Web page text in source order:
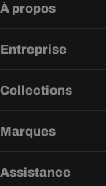
À propos
Entreprise
Collections
Marques
Assistance